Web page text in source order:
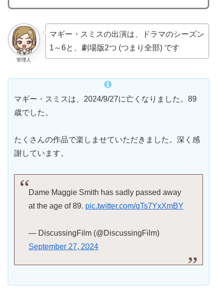
管理人
マギー・スミスの出演は、ドラマのシーズン
1～6と、劇場版2つ (つまり全部) です
マギー・スミスは、2024/9/27に亡くなりました。89
歳でした。
たくさんの作品で楽しませていただきました。深く感
謝しています。
Dame Maggie Smith has sadly passed away
at the age of 89. pic.twitter.com/qTs7YxXmBY
— DiscussingFilm (@DiscussingFilm)
September 27, 2024